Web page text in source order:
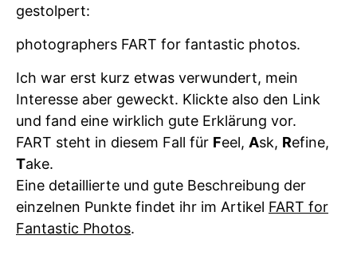
gestolpert:
photographers FART for fantastic photos.
Ich war erst kurz etwas verwundert, mein
Interesse aber geweckt. Klickte also den Link
und fand eine wirklich gute Erklärung vor.
FART steht in diesem Fall für Feel, Ask, Refine,
Take.
Eine detaillierte und gute Beschreibung der
einzelnen Punkte findet ihr im Artikel FART for
Fantastic Photos.